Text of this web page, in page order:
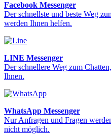
Facebook Messenger
Der schnellste und beste Weg
werden Ihnen helfen.
LINE Messenger
Der schnellere Weg zum
Ihnen.
WhatsApp Messenger
Nur Anfragen und Fragen
nicht möglich.